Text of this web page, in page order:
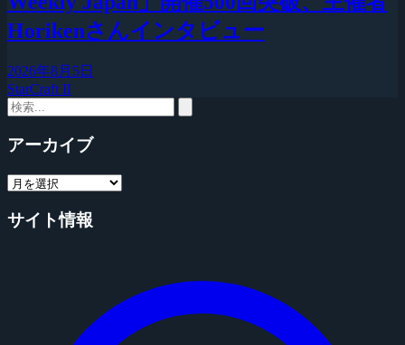
Horikenさんインタビュー
2026年8月5日
StarCraft II
アーカイブ
サイト情報